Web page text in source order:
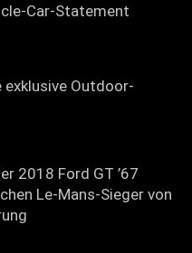
Car-Statement
exklusive Outdoor-
2018 Ford GT ’67
Le-Mans-Sieger von